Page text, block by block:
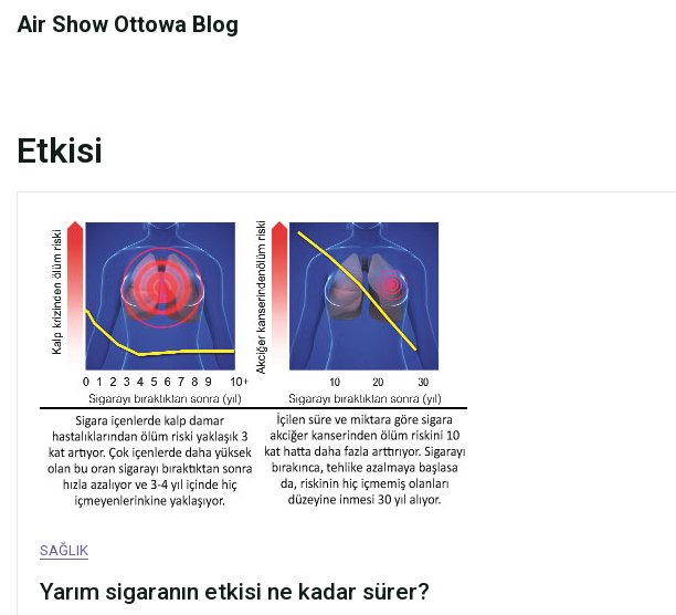
SkipAir Show Ottowa Blog
Etkisi
SAĞLIK
Yarım sigaranın etkisi ne kadar sürer?